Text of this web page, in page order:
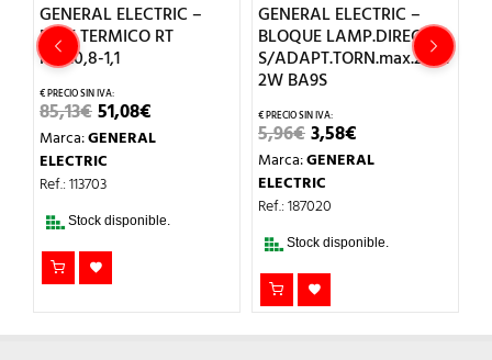
ELECTRIC –
RT
€EL
PRECIO
ACTUAL
ES:
51,08€.
disponible.
GENERAL ELECTRIC –
BLOQUE LAMP.DIRECTA
S/ADAPT.TORN.max.250V
PRECIO
ORIGINAL
5,96€.
EL
PRECIO
ACTUAL
ES:
3,58€.
GENERAL
Stock disponible.
GENERAL
PULSADOR
SALIENTE